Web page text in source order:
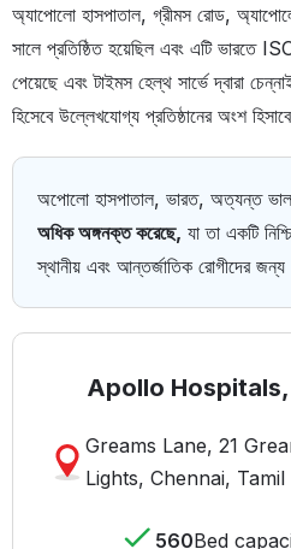
অ্যাপোলো হাসপাতাল, গ্রীমস রোড,
সালে প্রতিষ্ঠিত হয়েছিল এবং এটি ভারতে
পেয়েছে এবং টাইমস হেল্থ সার্ভে দ্বারা
হিসেবে উল্লেখযোগ্য প্রতিষ্ঠানের অংশ
অপোলো হাসপাতাল, ভারত, অত্যন্ত ভাল
অধিক অঙ্গনক্ত করেছে, যা তা একটি
স্থানীয় এবং আন্তর্জাতিক রোগীদের
Apollo Hospitals,
Greams Lane, 21
Lights, Chennai,
560Bed